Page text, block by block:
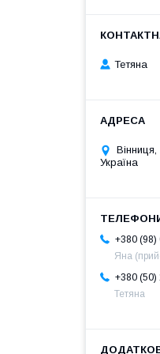
Тетяна
Вінниця,
Україна
+380 (98)
Яна
+380 (50)
Тетяна